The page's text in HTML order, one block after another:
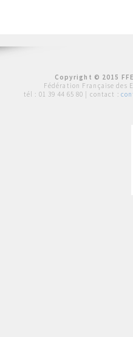
Copyright © 2015
Fédération Française des
tél : 01 39 44 65 80 | contact :